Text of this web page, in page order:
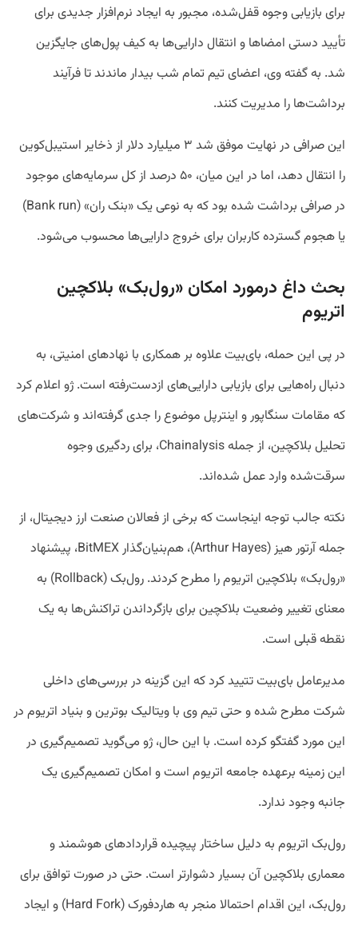
برای بازیابی وجوه قفل‌شده، مجبور به ایجاد نرم‌افزار جدیدی برای
تأیید دستی امضاها و انتقال دارایی‌ها به کیف پول‌های جایگزین
شد. به گفته وی، اعضای تیم تمام شب بیدار ماندند تا فرآیند
برداشت‌ها را مدیریت کنند.
این صرافی در نهایت موفق شد ۳ میلیارد دلار از ذخایر استیبل‌کوین
را انتقال دهد، اما در این میان، ۵۰ درصد از کل سرمایه‌های موجود
در صرافی برداشت شده بود که به نوعی یک «بنک ران» (Bank run)
یا هجوم گسترده کاربران برای خروج دارایی‌ها محسوب می‌شود.
بحث داغ درمورد امکان «رول‌بک» بلاکچین
اتریوم
در پی این حمله، بای‌بیت علاوه بر همکاری با نهادهای امنیتی، به
دنبال راه‌هایی برای بازیابی دارایی‌های ازدست‌رفته است. ژو اعلام کرد
که مقامات سنگاپور و اینترپل موضوع را جدی گرفته‌اند و شرکت‌های
تحلیل بلاکچین، از جمله Chainalysis، برای ردگیری وجوه
سرقت‌شده وارد عمل شده‌اند.
نکته جالب توجه اینجاست که برخی از فعالان صنعت ارز دیجیتال، از
جمله آرتور هیز (Arthur Hayes)، هم‌بنیان‌گذار BitMEX، پیشنهاد
«رول‌بک» بلاکچین اتریوم را مطرح کردند. رول‌بک (Rollback) به
معنای تغییر وضعیت بلاکچین برای بازگرداندن تراکنش‌ها به یک
نقطه قبلی است.
مدیرعامل بای‌بیت تتیید کرد که این گزینه در بررسی‌های داخلی
شرکت مطرح شده و حتی تیم وی با ویتالیک بوترین و بنیاد اتریوم در
این مورد گفتگو کرده است. با این حال، ژو می‌گوید تصمیم‌گیری در
این زمینه برعهده جامعه اتریوم است و امکان تصمیم‌گیری یک
جانبه وجود ندارد.
رول‌بک اتریوم به دلیل ساختار پیچیده قراردادهای هوشمند و
معماری بلاکچین آن بسیار دشوارتر است. حتی در صورت توافق برای
رول‌بک، این اقدام احتمالا منجر به هاردفورک (Hard Fork) و ایجاد